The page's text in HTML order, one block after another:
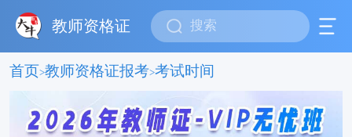
教师资格证
首页>教师资格证报考>考试时间